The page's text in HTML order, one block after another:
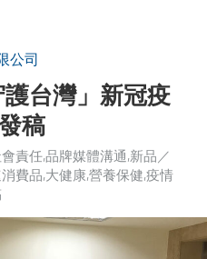
公司
護台灣」新冠疫
稿
責任品牌媒體溝通 新品／
費品 大健康 營養保健 疫情